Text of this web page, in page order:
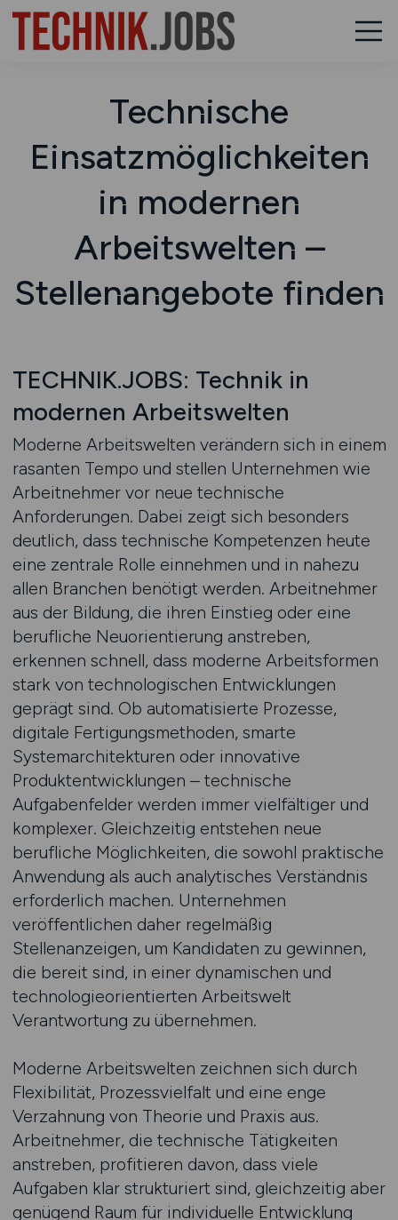
Technische
Einsatzmöglichkeiten
in modernen
Arbeitswelten –
Stellenangebote finden
TECHNIK.JOBS: Technik in
modernen Arbeitswelten
Moderne Arbeitswelten verändern sich in einem
rasanten Tempo und stellen Unternehmen wie
Arbeitnehmer vor neue technische
Anforderungen. Dabei zeigt sich besonders
deutlich, dass technische Kompetenzen heute
eine zentrale Rolle einnehmen und in nahezu
allen Branchen benötigt werden. Arbeitnehmer
aus der Bildung, die ihren Einstieg oder eine
berufliche Neuorientierung anstreben,
erkennen schnell, dass moderne Arbeitsformen
stark von technologischen Entwicklungen
geprägt sind. Ob automatisierte Prozesse,
digitale Fertigungsmethoden, smarte
Systemarchitekturen oder innovative
Produktentwicklungen – technische
Aufgabenfelder werden immer vielfältiger und
komplexer. Gleichzeitig entstehen neue
berufliche Möglichkeiten, die sowohl praktische
Anwendung als auch analytisches Verständnis
erforderlich machen. Unternehmen
veröffentlichen daher regelmäßig
Stellenanzeigen, um Kandidaten zu gewinnen,
die bereit sind, in einer dynamischen und
technologieorientierten Arbeitswelt
Verantwortung zu übernehmen.
Moderne Arbeitswelten zeichnen sich durch
Flexibilität, Prozessvielfalt und eine enge
Verzahnung von Theorie und Praxis aus.
Arbeitnehmer, die technische Tätigkeiten
anstreben, profitieren davon, dass viele
Aufgaben klar strukturiert sind, gleichzeitig aber
genügend Raum für individuelle Entwicklung